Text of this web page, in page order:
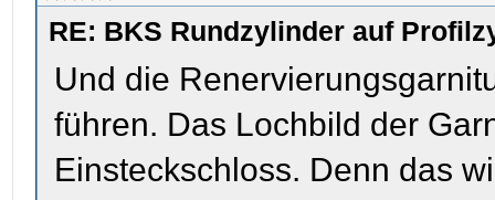
RE: BKS Rundzylinder auf
Und die
führen. Das Lochbild der
Einsteckschloss. Denn das